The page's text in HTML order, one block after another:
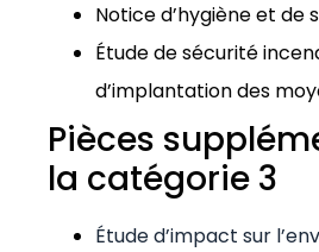
Notice d’hygiène et de
Étude de sécurité
d’implantation des
Pièces
la catégorie 3
Étude d’impact sur